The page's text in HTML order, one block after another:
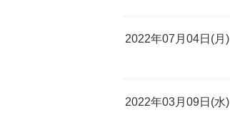
2022年07月04日(月)
2022年03月09日(水)